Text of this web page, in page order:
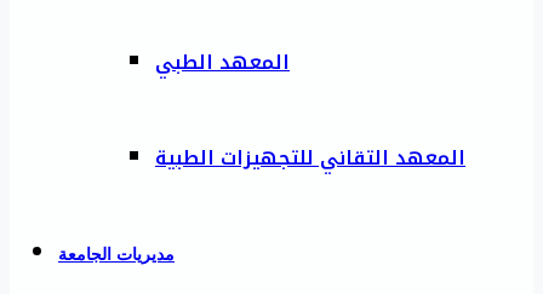
المعهد الطبي
المعهد التقاني للتجهيزات الطبية
مديريات الجامعة